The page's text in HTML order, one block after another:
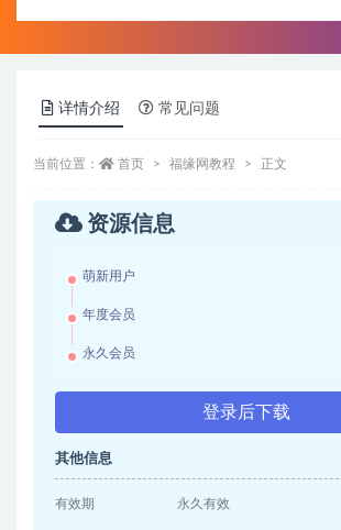
详情介绍 常见问题
当前位置： 首页 福缘网教程 正文
资源信息
萌新用户
年度会员
永久会员
登录后下载
其他信息
有效期 永久有效